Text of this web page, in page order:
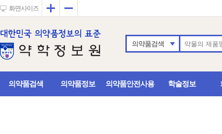
화면사이즈 확대
의약품검색
의약품검색 의약품정보 의약품안전사용 학술정보